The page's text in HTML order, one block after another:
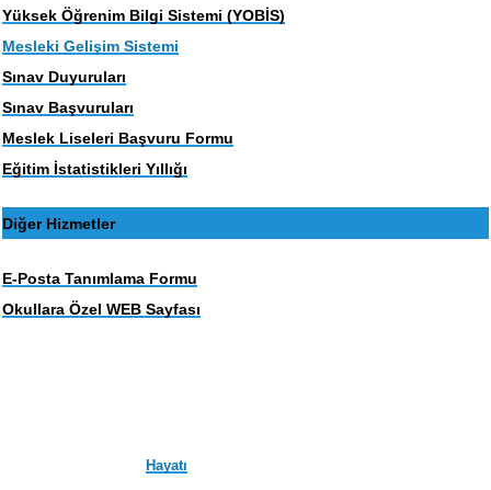
Yüksek Öğrenim Bilgi Sistemi (YOBİS)
Mesleki Gelişim Sistemi
Sınav Duyuruları
Sınav Başvuruları
Meslek Liseleri Başvuru Formu
Eğitim İstatistikleri Yıllığı
Diğer Hizmetler
E-Posta Tanımlama Formu
Okullara Özel WEB Sayfası
Hayatı